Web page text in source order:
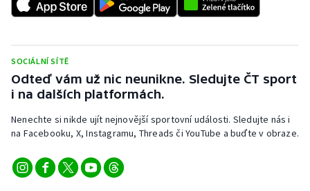
SOCIÁLNÍ SÍTĚ
Odteď vám už nic neunikne. Sledujte ČT sport
i na dalších platformách.
Nenechte si nikde ujít nejnovější sportovní události. Sledujte nás i
na Facebooku, X, Instagramu, Threads či YouTube a buďte v obraze.